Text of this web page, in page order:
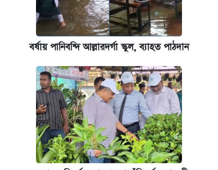
বর্ষায় পানিবন্দি আল্লারদর্গা স্কুল, ব্যাহত পাঠদান